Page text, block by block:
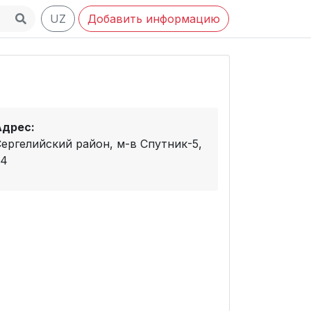
UZ Добавить информацию
район, м-в Спутник-5,